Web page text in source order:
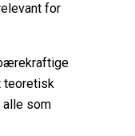
for
teoretisk
alle som